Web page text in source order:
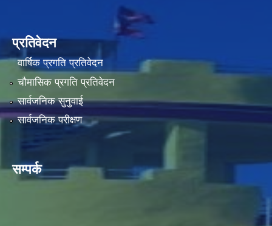
प्रतिवेदन
वार्षिक प्रगति प्रतिवेदन
चौमासिक प्रगति प्रतिवेदन
सार्वजनिक सुनुवाई
सार्वजनिक परीक्षण
सम्पर्क